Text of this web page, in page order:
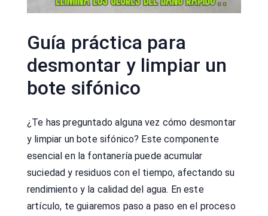
Guía práctica para
desmontar y limpiar un
bote sifónico
¿Te has preguntado alguna vez cómo desmontar
y limpiar un bote sifónico? Este componente
esencial en la fontanería puede acumular
suciedad y residuos con el tiempo, afectando su
rendimiento y la calidad del agua. En este
artículo, te guiaremos paso a paso en el proceso